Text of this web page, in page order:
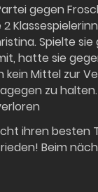
gegen
Spielte
hatte sie
kein Mittel zur
zu
ihren besten
Beim